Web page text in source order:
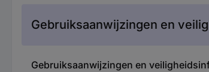
Gebruiksaanwijzingen en
Gebruiksaanwijzingen en